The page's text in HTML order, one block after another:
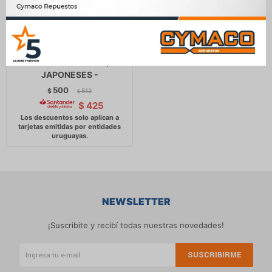
TAPON COMBUSTIBLE -
LADA CON ROSCA /
JAPONESES -
$ 500 $ 512
$ 425
NEWSLETTER
¡Suscribite y recibí todas nuestras novedades!
SUSCRIBIRME